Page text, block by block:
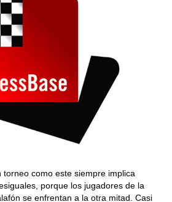
como este siempre implica
porque los jugadores de la
se enfrentan a la otra mitad. Casi